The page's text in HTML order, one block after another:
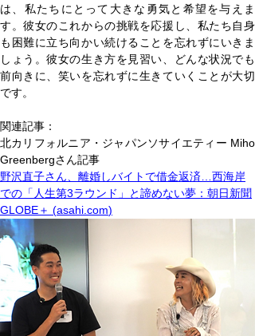
は、私たちにとって大きな勇気と希望を与えま
す。彼女のこれからの挑戦を応援し、私たち自身
も困難に立ち向かい続けることを忘れずにいきま
しょう。彼女の生き方を見習い、どんな状況でも
前向きに、笑いを忘れずに生きていくことが大切
です。
関連記事：
北カリフォルニア・ジャパンソサイエティー Miho
Greenbergさん記事
野沢直子さん、離婚しバイトで借金返済…西海岸
での「人生第3ラウンド」と諦めない夢：朝日新聞
GLOBE＋ (asahi.com)